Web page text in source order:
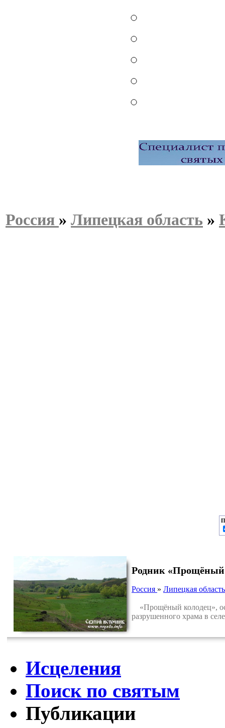
Россия » Липецкая область »
Родник «Прощёный
Россия » Липецкая область
«Прощёный колодец»,
разрушенного храма в
Исцеления
Поиск по святым
Публикации